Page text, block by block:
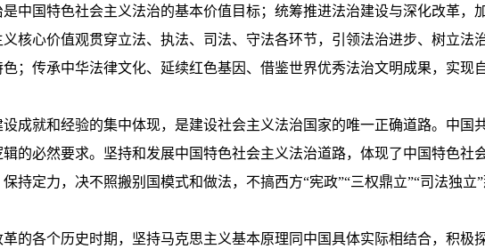
中国特色社会主义法治的基本价值目标；统筹推进法治建设与深化改革
核心价值观贯穿立法、执法、司法、守法各环节，引领法治进步、树立法
；传承中华法律文化、延续红色基因、借鉴世界优秀法治文明成果，实现
成就和经验的集中体现，是建设社会主义法治国家的唯一正确道路。中
的必然要求。坚持和发展中国特色社会主义法治道路，体现了中国特色
持定力，决不照搬别国模式和做法，不搞西方“宪政”“三权鼎立”“司法独立”
的各个历史时期，坚持马克思主义基本原理同中国具体实际相结合，积极